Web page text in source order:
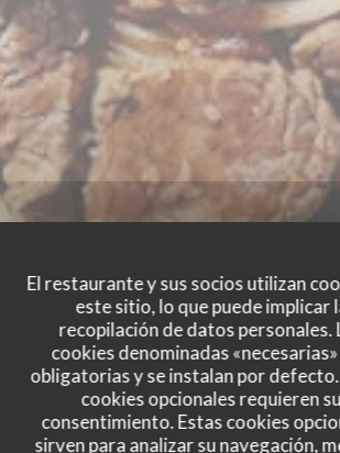
El restaurante y sus socios utilizan
este sitio, lo que puede implicar
recopilación de datos personales.
cookies denominadas
obligatorias y se instalan por
cookies opcionales requieren
consentimiento. Estas cookies
sirven para analizar su navegación,